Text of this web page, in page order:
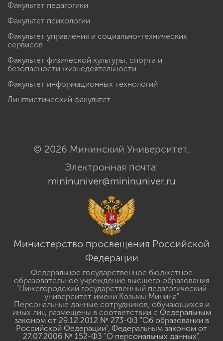
Факультет педагогики
Факультет психологии
Факультет управления и социально-технических
сервисов
Факультет физической культуры, спорта и
безопасности жизнедеятельности
Факультет информационных технологий
Лингвистический факультет
© 2026 Мининский Университет.
Электронная почта:
mininuniver@mininuniver.ru
Министерство просвещения Российской
Федерации
Федеральное государственное бюджетное
образовательное учреждение высшего образования
"Нижегородский государственный педагогический
университет имени Козьмы Минина"
Персональные данные сотрудников, обучающихся и
иных лиц размещены в соответствии с Федеральным
законом от 29.12.2012 № 273-ФЗ "Об образовании в
Российской Федерации", Федеральным законом от
27.07.2006 № 152-ФЗ "О персональных данных",